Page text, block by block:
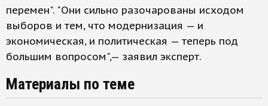
перемен". "Они сильно разочарованы исходом
выборов и тем, что модернизация — и
экономическая, и политическая — теперь под
большим вопросом",— заявил эксперт.
Материалы по теме